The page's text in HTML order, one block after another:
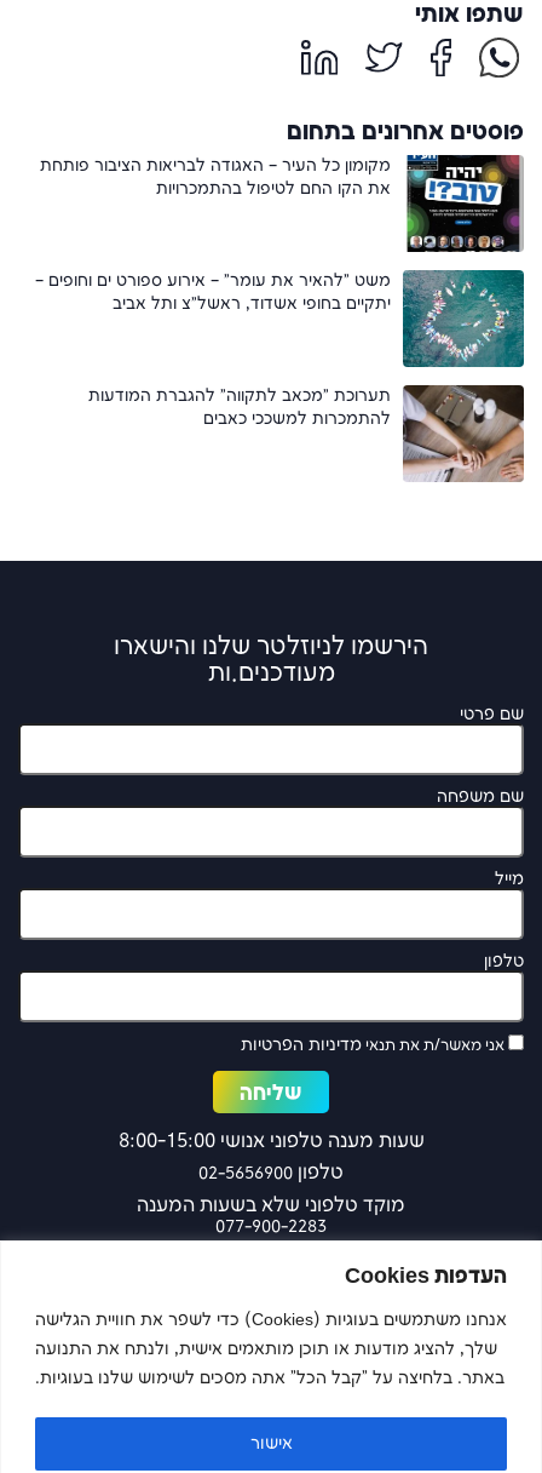
העדפות Cookies
אנחנו משתמשים בעוגיות (Cookies) כדי לשפר את חוויית הגלישה
שלך, להציג מודעות או תוכן מותאמים אישית, ולנתח את התנועה
באתר. בלחיצה על "קבל הכל" אתה מסכים לשימוש שלנו בעוגיות.
אישור
שתפו אותי
פוסטים אחרונים בתחום
מקומון כל העיר – האגודה לבריאות הציבור פותחת
את הקו החם לטיפול בהתמכרויות
משט "להאיר את עומר" – אירוע ספורט ים וחופים –
יתקיים בחופי אשדוד, ראשל"צ ותל אביב
תערוכת "מכאב לתקווה" להגברת המודעות
להתמכרות למשככי כאבים
הירשמו לניוזלטר שלנו והישארו
מעודכנים.ות
שם פרטי
שם משפחה
מייל
טלפון
אני מאשר/ת את תנאי מדיניות הפרטיות
שעות מענה טלפוני אנושי 8:00-15:00
טלפון 02-5656900
מוקד טלפוני שלא בשעות המענה
077-900-2283
צרו קשר